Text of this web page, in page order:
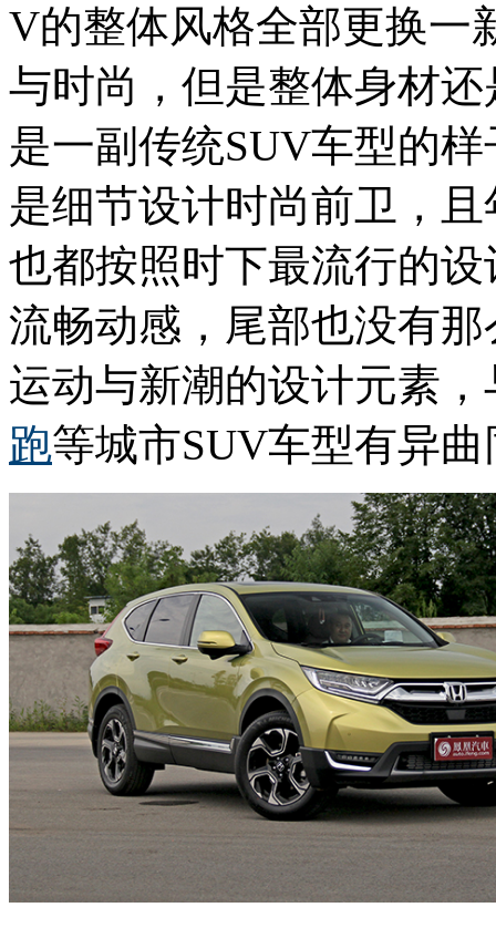
V的整体风格全部更换一
与时尚，但是整体身材
是一副传统SUV车型的
是细节设计时尚前卫，
也都按照时下最流行的
流畅动感，尾部也没有
运动与新潮的设计元素
跑等城市SUV车型有异